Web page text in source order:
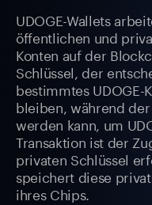
UDOGE-Wallets
öffentlichen und
Konten auf der
Schlüssel, der
bestimmtes
bleiben, während
werden kann, um
Transaktion ist der
privaten Schlüssel
speichert diese
ihres Chips.